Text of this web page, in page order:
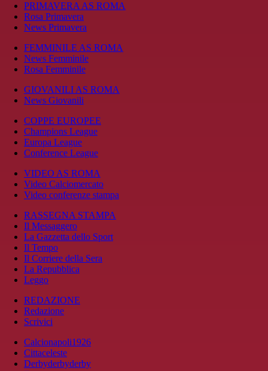
PRIMAVERA AS ROMA
Rosa Primavera
News Primavera
FEMMINILE AS ROMA
News Femminile
Rosa Femminile
GIOVANILI AS ROMA
News Giovanili
COPPE EUROPEE
Champions League
Europa League
Conference League
VIDEO AS ROMA
Video Calciomercato
Video conferenze stampa
RASSEGNA STAMPA
Il Messaggero
La Gazzetta dello Sport
Il Tempo
Il Corriere della Sera
La Repubblica
Leggo
REDAZIONE
Redazione
Scrivici
Calcionapoli1926
Cittaceleste
Derbyderbyderby